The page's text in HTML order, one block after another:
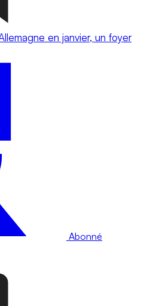
en janvier, un foyer
Abonné